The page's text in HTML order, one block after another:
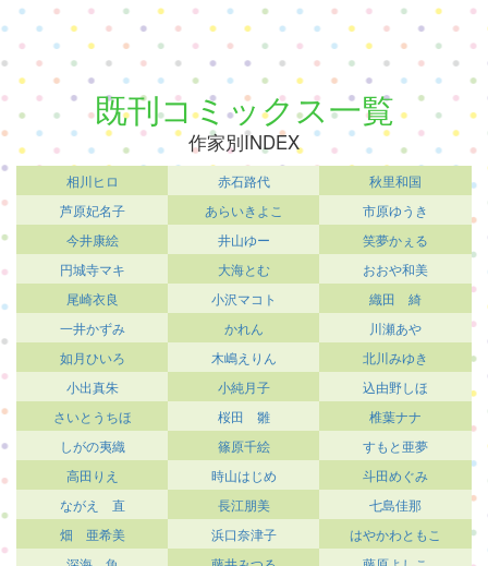
既刊コミックス一覧
作家別INDEX
相川ヒロ 赤石路代
秋里和国
芦原妃名子
あらいきよこ
市原ゆうき
今井康絵
井山ゆー
笑夢かぇる
円城寺マキ
大海とむ
おおや和美
尾崎衣良
小沢マコト
織田 綺
一井かずみ
かれん
川瀬あや
如月ひいろ
木嶋えりん
北川みゆき
小出真朱
小純月子
込由野しほ
さいとうちほ
桜田 雛
椎葉ナナ
しがの夷織
篠原千絵
すもと亜夢
高田りえ
時山はじめ
斗田めぐみ
ながえ 直
長江朋美
七島佳那
畑 亜希美
浜口奈津子
はやかわともこ